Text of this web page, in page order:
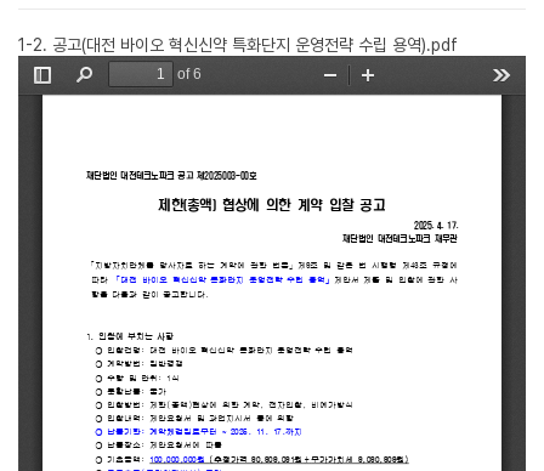
1-2. 공고(대전 바이오 혁신신약 특화단지 운영전략 수립 용역).pdf